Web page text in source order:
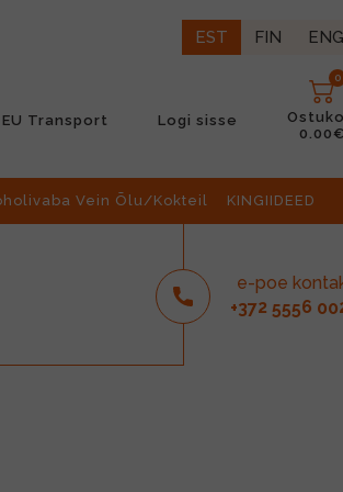
EST FIN ENG
EU Transport Logi sisse
0
0.00€
Vein Õlu/Kokteil KINGIIDEED
e-poe
+372 5556 00